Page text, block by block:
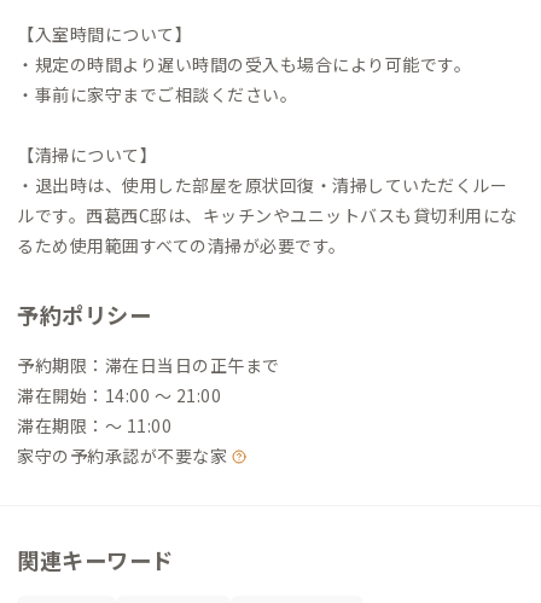
【入室時間について】
・規定の時間より遅い時間の受入も場合により可能です。
・事前に家守までご相談ください。
【清掃について】
・退出時は、使用した部屋を原状回復・清掃していただくルー
ルです。西葛西C邸は、キッチンやユニットバスも貸切利用にな
るため使用範囲すべての清掃が必要です。
予約ポリシー
予約期限：滞在日当日の正午まで
滞在開始：14:00 〜 21:00
滞在期限：〜 11:00
家守の予約承認が不要な家
関連キーワード